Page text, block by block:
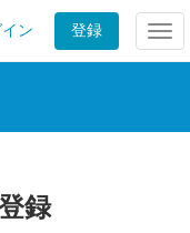
ン 登録
録